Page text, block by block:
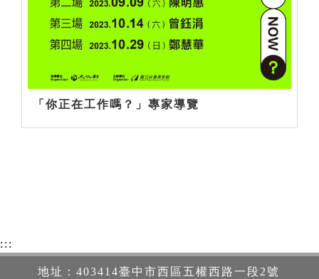
「你正在工作嗎？」專家導覽
:::
地址：403414臺中市西區五權西路一段2號